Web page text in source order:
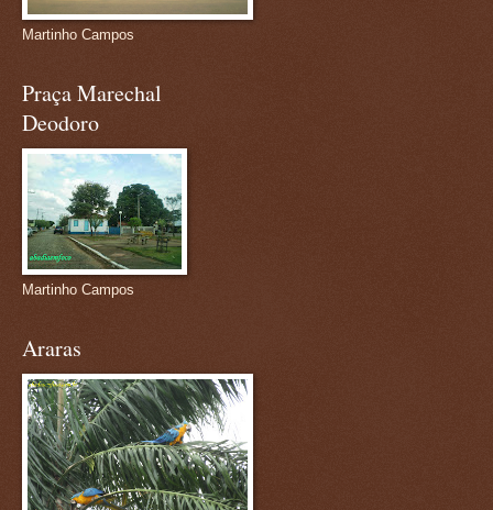
Martinho Campos
Praça Marechal
Deodoro
Martinho Campos
Araras